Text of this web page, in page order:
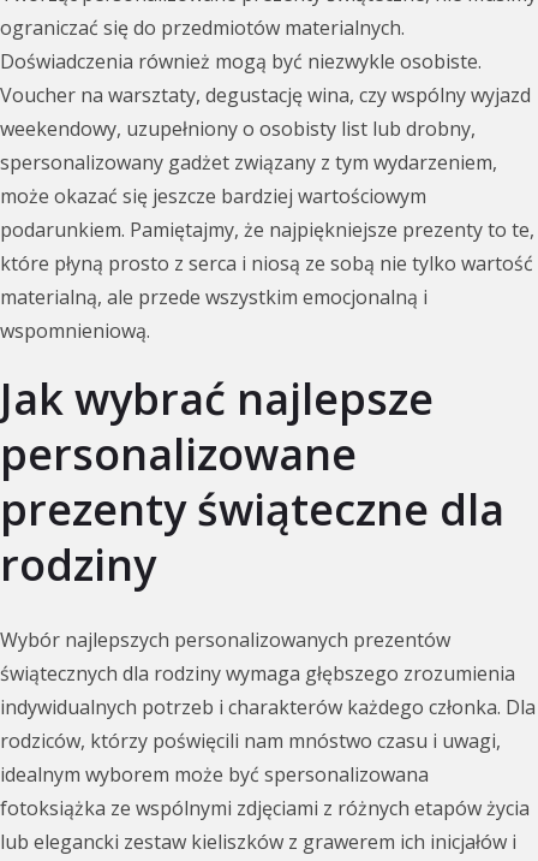
ograniczać się do przedmiotów materialnych.
Doświadczenia również mogą być niezwykle osobiste.
Voucher na warsztaty, degustację wina, czy wspólny wyjazd
weekendowy, uzupełniony o osobisty list lub drobny,
spersonalizowany gadżet związany z tym wydarzeniem,
może okazać się jeszcze bardziej wartościowym
podarunkiem. Pamiętajmy, że najpiękniejsze prezenty to te,
które płyną prosto z serca i niosą ze sobą nie tylko wartość
materialną, ale przede wszystkim emocjonalną i
wspomnieniową.
Jak wybrać najlepsze
personalizowane
prezenty świąteczne dla
rodziny
Wybór najlepszych personalizowanych prezentów
świątecznych dla rodziny wymaga głębszego zrozumienia
indywidualnych potrzeb i charakterów każdego członka. Dla
rodziców, którzy poświęcili nam mnóstwo czasu i uwagi,
idealnym wyborem może być spersonalizowana
fotoksiążka ze wspólnymi zdjęciami z różnych etapów życia
lub elegancki zestaw kieliszków z grawerem ich inicjałów i